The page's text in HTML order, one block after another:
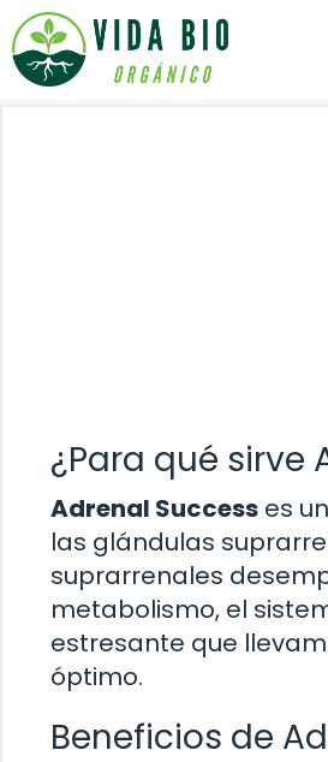
Saltar
al
contenido
¿Para qué sirve
Adrenal Success es
las glándulas
suprarrenales
metabolismo, el
estresante que
óptimo.
Beneficios de